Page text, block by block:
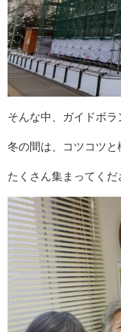
そんな中、ガイドボラ
冬の間は、コツコツと
たくさん集まってくだ